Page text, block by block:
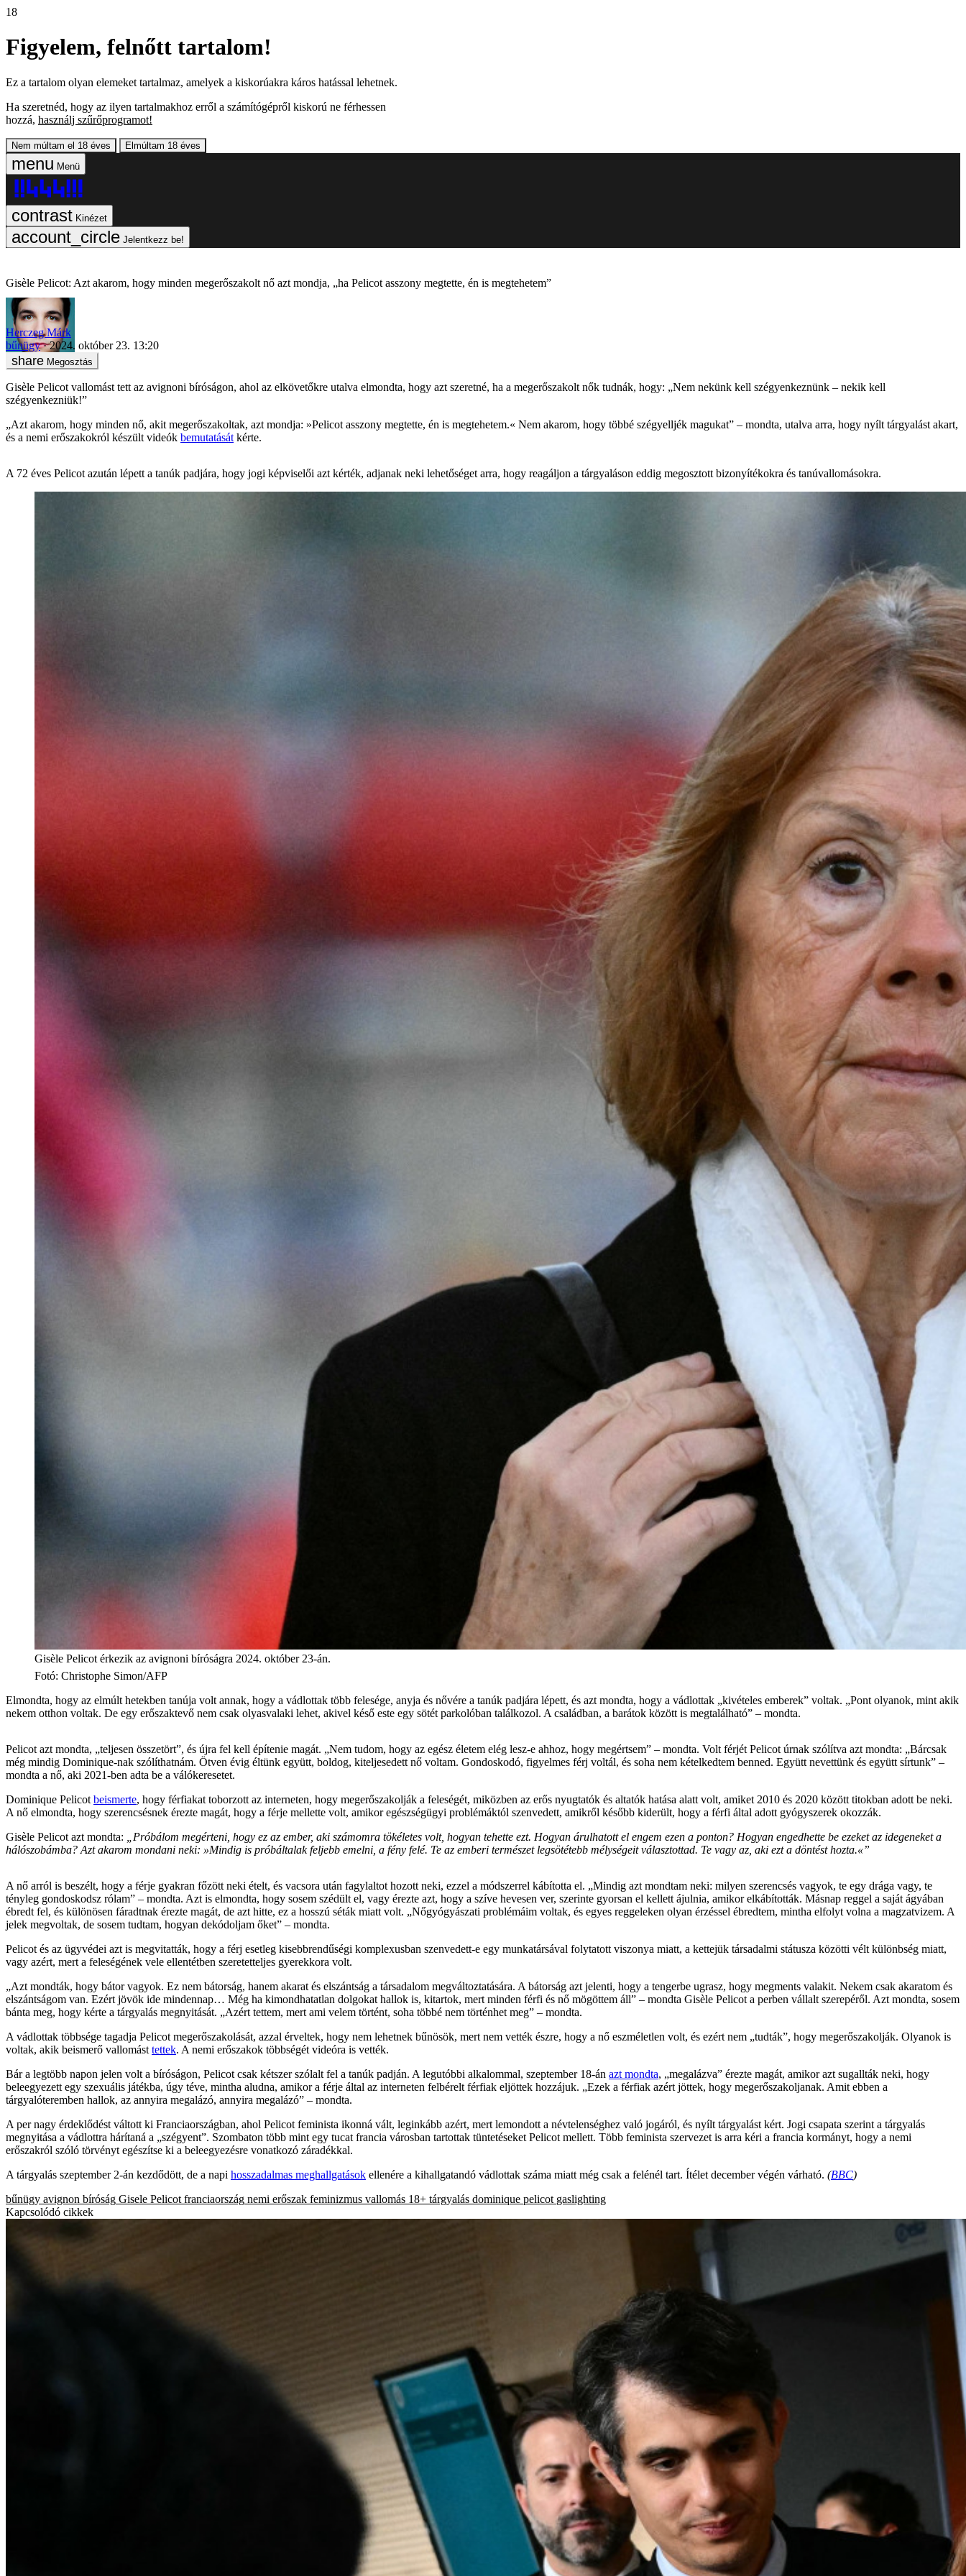
18
Figyelem, felnőtt tartalom!
Ez a tartalom olyan elemeket tartalmaz, amelyek a kiskorúakra káros hatással lehetnek.
Ha szeretnéd, hogy az ilyen tartalmakhoz erről a számítógépről kiskorú ne férhessen
hozzá, használj szűrőprogramot!
Nem múltam el 18 éves
Elmúltam 18 éves
Menü
Kinézet
Jelentkezz be!
Gisèle Pelicot: Azt akarom, hogy minden megerőszakolt nő azt mondja, „ha Pelicot asszony megtette, én is megtehetem”
Herczeg Márk
bűnügy
2024. október 23. 13:20
Megosztás
Gisèle Pelicot vallomást tett az avignoni bíróságon, ahol az elkövetőkre utalva elmondta, hogy azt szeretné, ha a megerőszakolt nők tudnák, hogy: „Nem nekünk kell szégyenkeznünk – nekik kell
szégyenkezniük!”
„Azt akarom, hogy minden nő, akit megerőszakoltak, azt mondja: »Pelicot asszony megtette, én is megtehetem.« Nem akarom, hogy többé szégyelljék magukat” – mondta, utalva arra, hogy nyílt tárgyalást akart,
és a nemi erőszakokról készült videók bemutatását kérte.
A 72 éves Pelicot azután lépett a tanúk padjára, hogy jogi képviselői azt kérték, adjanak neki lehetőséget arra, hogy reagáljon a tárgyaláson eddig megosztott bizonyítékokra és tanúvallomásokra.
Gisèle Pelicot érkezik az avignoni bíróságra 2024. október 23-án.
Fotó: Christophe Simon/AFP
Elmondta, hogy az elmúlt hetekben tanúja volt annak, hogy a vádlottak több felesége, anyja és nővére a tanúk padjára lépett, és azt mondta, hogy a vádlottak „kivételes emberek” voltak. „Pont olyanok, mint akik
nekem otthon voltak. De egy erőszaktevő nem csak olyasvalaki lehet, akivel késő este egy sötét parkolóban találkozol. A családban, a barátok között is megtalálható” – mondta.
Pelicot azt mondta, „teljesen összetört”, és újra fel kell építenie magát. „Nem tudom, hogy az egész életem elég lesz-e ahhoz, hogy megértsem” – mondta. Volt férjét Pelicot úrnak szólítva azt mondta: „Bárcsak
még mindig Dominique-nak szólíthatnám. Ötven évig éltünk együtt, boldog, kiteljesedett nő voltam. Gondoskodó, figyelmes férj voltál, és soha nem kételkedtem benned. Együtt nevettünk és együtt sírtunk” –
mondta a nő, aki 2021-ben adta be a válókeresetet.
Dominique Pelicot beismerte, hogy férfiakat toborzott az interneten, hogy megerőszakolják a feleségét, miközben az erős nyugtatók és altatók hatása alatt volt, amiket 2010 és 2020 között titokban adott be neki.
A nő elmondta, hogy szerencsésnek érezte magát, hogy a férje mellette volt, amikor egészségügyi problémáktól szenvedett, amikről később kiderült, hogy a férfi által adott gyógyszerek okozzák.
Gisèle Pelicot azt mondta:
„Próbálom megérteni, hogy ez az ember, aki számomra tökéletes volt, hogyan tehette ezt. Hogyan árulhatott el engem ezen a ponton? Hogyan engedhette be ezeket az idegeneket a
hálószobámba? Azt akarom mondani neki: »Mindig is próbáltalak feljebb emelni, a fény felé. Te az emberi természet legsötétebb mélységeit választottad. Te vagy az, aki ezt a döntést hozta.«”
A nő arról is beszélt, hogy a férje gyakran főzött neki ételt, és vacsora után fagylaltot hozott neki, ezzel a módszerrel kábította el. „Mindig azt mondtam neki: milyen szerencsés vagyok, te egy drága vagy, te
tényleg gondoskodsz rólam” – mondta. Azt is elmondta, hogy sosem szédült el, vagy érezte azt, hogy a szíve hevesen ver, szerinte gyorsan el kellett ájulnia, amikor elkábították. Másnap reggel a saját ágyában
ébredt fel, és különösen fáradtnak érezte magát, de azt hitte, ez a hosszú séták miatt volt. „Nőgyógyászati problémáim voltak, és egyes reggeleken olyan érzéssel ébredtem, mintha elfolyt volna a magzatvizem. A
jelek megvoltak, de sosem tudtam, hogyan dekódoljam őket” – mondta.
Pelicot és az ügyvédei azt is megvitatták, hogy a férj esetleg kisebbrendűségi komplexusban szenvedett-e egy munkatársával folytatott viszonya miatt, a kettejük társadalmi státusza közötti vélt különbség miatt,
vagy azért, mert a feleségének vele ellentétben szeretetteljes gyerekkora volt.
„Azt mondták, hogy bátor vagyok. Ez nem bátorság, hanem akarat és elszántság a társadalom megváltoztatására. A bátorság azt jelenti, hogy a tengerbe ugrasz, hogy megments valakit. Nekem csak akaratom és
elszántságom van. Ezért jövök ide mindennap… Még ha kimondhatatlan dolgokat hallok is, kitartok, mert minden férfi és nő mögöttem áll” – mondta Gisèle Pelicot a perben vállalt szerepéről. Azt mondta, sosem
bánta meg, hogy kérte a tárgyalás megnyitását. „Azért tettem, mert ami velem történt, soha többé nem történhet meg” – mondta.
A vádlottak többsége tagadja Pelicot megerőszakolását, azzal érveltek, hogy nem lehetnek bűnösök, mert nem vették észre, hogy a nő eszméletlen volt, és ezért nem „tudták”, hogy megerőszakolják. Olyanok is
voltak, akik beismerő vallomást tettek. A nemi erőszakok többségét videóra is vették.
Bár a legtöbb napon jelen volt a bíróságon, Pelicot csak kétszer szólalt fel a tanúk padján. A legutóbbi alkalommal, szeptember 18-án azt mondta, „megalázva” érezte magát, amikor azt sugallták neki, hogy
beleegyezett egy szexuális játékba, úgy téve, mintha aludna, amikor a férje által az interneten felbérelt férfiak eljöttek hozzájuk. „Ezek a férfiak azért jöttek, hogy megerőszakoljanak. Amit ebben a
tárgyalóteremben hallok, az annyira megalázó, annyira megalázó” – mondta.
A per nagy érdeklődést váltott ki Franciaországban, ahol Pelicot feminista ikonná vált, leginkább azért, mert lemondott a névtelenséghez való jogáról, és nyílt tárgyalást kért. Jogi csapata szerint a tárgyalás
megnyitása a vádlottra hárítaná a „szégyent”. Szombaton több mint egy tucat francia városban tartottak tüntetéseket Pelicot mellett. Több feminista szervezet is arra kéri a francia kormányt, hogy a nemi
erőszakról szóló törvényt egészítse ki a beleegyezésre vonatkozó záradékkal.
A tárgyalás szeptember 2-án kezdődött, de a napi hosszadalmas meghallgatások ellenére a kihallgatandó vádlottak száma miatt még csak a felénél tart. Ítélet december végén várható. (BBC)
bűnügy avignon bíróság Gisele Pelicot franciaország nemi erőszak feminizmus vallomás 18+ tárgyalás dominique pelicot gaslighting
Kapcsolódó cikkek